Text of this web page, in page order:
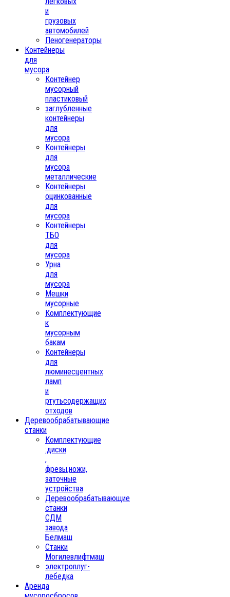
и
грузовых
автомобилей
Пеногенераторы
Контейнеры
для
мусора
Контейнер
мусорный
пластиковый
заглубленные
контейнеры
для
мусора
Контейнеры
для
мусора
металлические
Контейнеры
оцинкованные
для
мусора
Контейнеры
ТБО
для
мусора
Урна
для
мусора
Мешки
мусорные
Комплектующие
к
мусорным
бакам
Контейнеры
для
люминесцентных
ламп
и
ртутьсодержащих
отходов
Деревообрабатывающие
станки
Комплектующие
:диски
,
фрезы,ножи,
заточные
устройства
Деревообрабатывающие
станки
СДМ
завода
Белмаш
Станки
Могилевлифтмаш
электроплуг-
лебедка
Аренда